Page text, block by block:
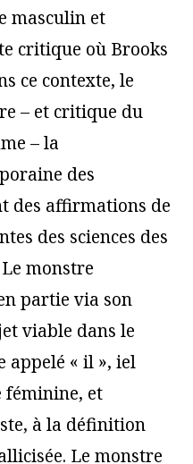
masculin et
critique où Brooks
ce contexte, le
– et critique du
– la
des
des affirmations de
des sciences des
monstre
partie via son
viable dans le
appelé « il », iel
féminine, et
à la définition
Le monstre